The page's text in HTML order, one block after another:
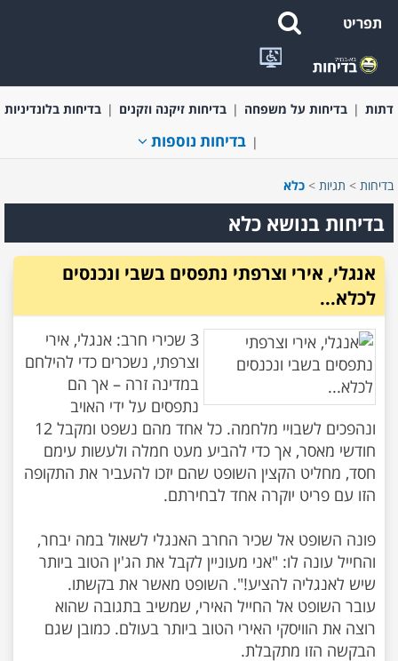
תפריט
בדיחות קצרות ומשפטים מצחיקים
דתות
בדיחות על משפחה בדיחות זיקנה וזקנים בדיחות בלונדיניות
בדיחות נוספות
בדיחות > תגיות > כלא
בדיחות בנושא כלא
אנגלי, אירי וצרפתי נתפסים בשבי ונכנסים
לכלא...
3 שכירי חרב: אנגלי, אירי
וצרפתי, נשכרים כדי להילחם
במדינה זרה – אך הם
נתפסים על ידי האויב
ונהפכים לשבויי מלחמה. כל אחד מהם נשפט ומקבל 12
חודשי מאסר, אך כדי להביע מעט חמלה ולעשות עימם
חסד, מחליט הקצין השופט שהם יזכו להעביר את התקופה
פונה השופט אל שכיר החרב האנגלי לשאול במה יבחר,
והחייל עונה לו: "אני מעוניין לקבל את הג'ין הטוב ביותר
עובר השופט אל החייל האירי, שמשיב בתגובה שהוא
רוצה את הוויסקי האירי הטוב ביותר בעולם. כמובן שגם